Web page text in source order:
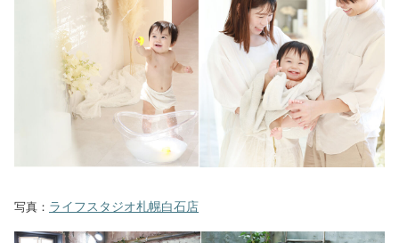
写真： ライフスタジオ札幌白石店